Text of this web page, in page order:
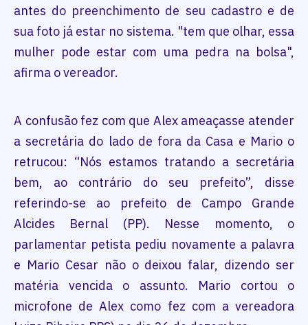
antes do preenchimento de seu cadastro e de
sua foto já estar no sistema. "tem que olhar, essa
mulher pode estar com uma pedra na bolsa",
afirma o vereador.
A confusão fez com que Alex ameaçasse atender
a secretária do lado de fora da Casa e Mario o
retrucou: “Nós estamos tratando a secretária
bem, ao contrário do seu prefeito”, disse
referindo-se ao prefeito de Campo Grande
Alcides Bernal (PP). Nesse momento, o
parlamentar petista pediu novamente a palavra
e Mario Cesar não o deixou falar, dizendo ser
matéria vencida o assunto. Mario cortou o
microfone de Alex como fez com a vereadora